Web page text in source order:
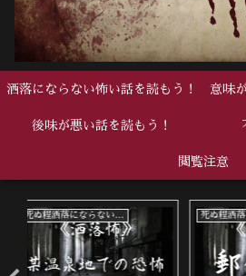
洒落にならない怖い話を読もう！ 意味
後味が悪い話を読もう！
閲覧注意